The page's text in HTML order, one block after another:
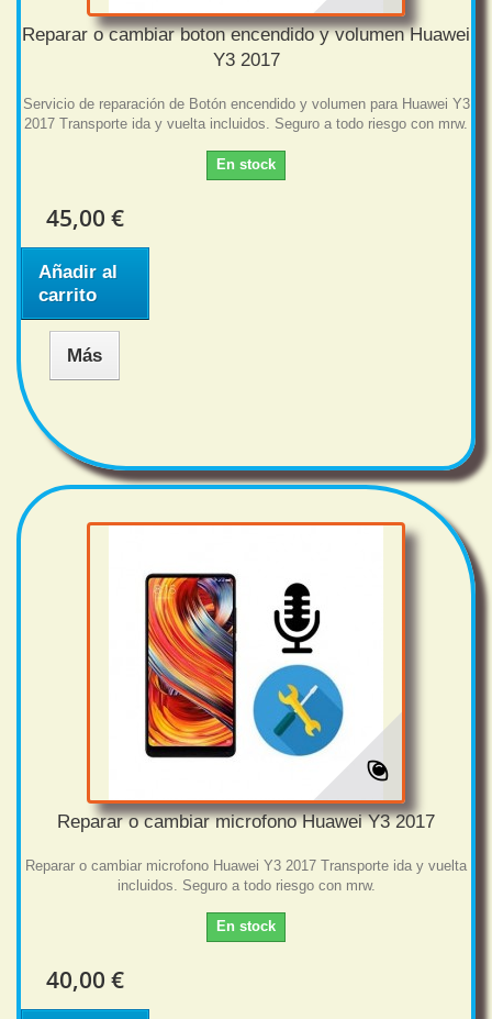
Reparar o cambiar boton encendido y volumen Huawei
Y3 2017
Servicio de reparación de Botón encendido y volumen para Huawei Y3
2017 Transporte ida y vuelta incluidos. Seguro a todo riesgo con mrw.
En stock
45,00 €
Añadir al
carrito
Más
Reparar o cambiar microfono Huawei Y3 2017
Reparar o cambiar microfono Huawei Y3 2017 Transporte ida y vuelta
incluidos. Seguro a todo riesgo con mrw.
En stock
40,00 €